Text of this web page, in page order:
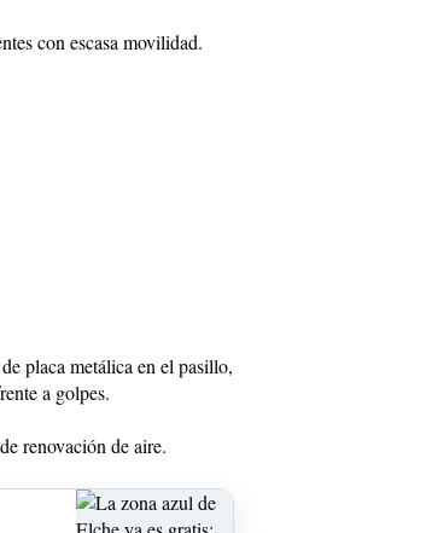
con escasa movilidad.
placa metálica en el pasillo,
a golpes.
renovación de aire.